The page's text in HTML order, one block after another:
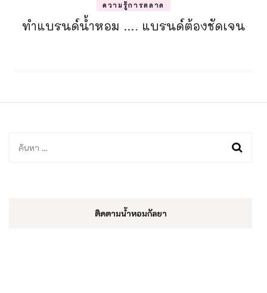
ความรู้การตลาด
ทำแบรนด์น้ำหอม …. แบรนด์ต้องชัดเจน
ค้นหา
ติดตามน้ำหอมกัลยา